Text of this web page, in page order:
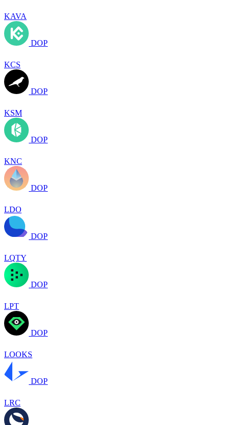
KAVA
DOP
KCS
DOP
KSM
DOP
KNC
DOP
LDO
DOP
LQTY
DOP
LPT
DOP
LOOKS
DOP
LRC